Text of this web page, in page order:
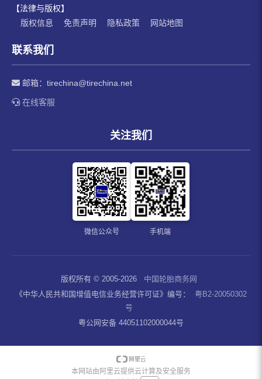
【法律与版权】
版权信息
免责声明 隐私政策 网站地图
联系我们
邮箱： tirechina@tirechina.net
在线客服
关注我们
微信公众号 手机端
版权所有 © 2005-2026
中国轮胎商务网
《中华人民共和国增值电信业务经营许可证》编号：
粤B2-20050302
号
粤公网安备 44051102000044号
本网站由阿里云提供云计算及安全服务